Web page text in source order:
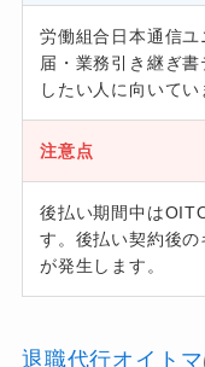
労働組合日本通信
届・業務引き継ぎ
したい人に向いてい
注意点
後払い期間中は
す。後払い契約後
が発生します。
退職代行オイトマ